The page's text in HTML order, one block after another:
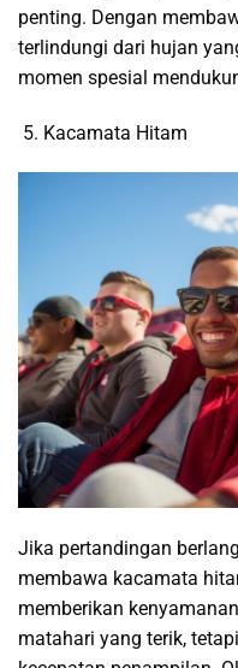
penting. Dengan
terlindungi dari hujan
momen spesial
Kacamata Hitam
Jika pertandingan
membawa kacamata
memberikan
matahari yang terik,